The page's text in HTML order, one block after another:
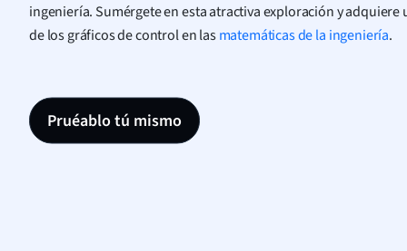
ingeniería. Sumérgete en esta atractiva exploración y
de los gráficos de control en lasmatemáticas de la ingeniería.
Pruéablo tú mismo